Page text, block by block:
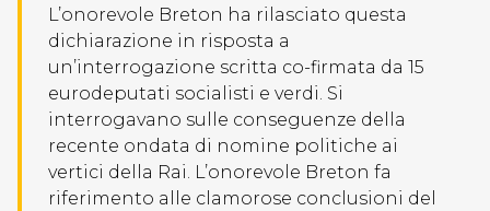
L’onorevole Breton ha rilasciato questa
dichiarazione in risposta a
un’interrogazione scritta co-firmata da 15
eurodeputati socialisti e verdi. Si
interrogavano sulle conseguenze della
recente ondata di nomine politiche ai
vertici della Rai. L’onorevole Breton fa
riferimento alle clamorose conclusioni del